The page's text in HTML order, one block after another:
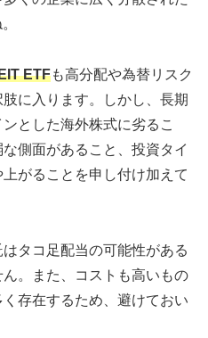
ETFも高分配や為替リスク
に入ります。しかし、長期
とした海外株式に劣るこ
側面があること、投資タイ
がることを申し付け加えて
タコ足配当の可能性がある
。また、コストも高いもの
存在するため、避けておい